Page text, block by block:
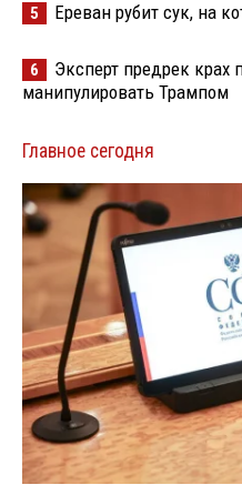
5 Ереван рубит сук, на
6
Эксперт предрек
манипулировать Трампом
Главное сегодня